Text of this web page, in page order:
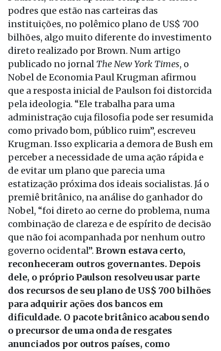
podres que estão nas carteiras das
instituições, no polêmico plano de US$ 700
bilhões, algo muito diferente do investimento
direto realizado por Brown. Num artigo
publicado no jornal The New York Times, o
Nobel de Economia Paul Krugman afirmou
que a resposta inicial de Paulson foi distorcida
pela ideologia. “Ele trabalha para uma
administração cuja filosofia pode ser resumida
como privado bom, público ruim”, escreveu
Krugman. Isso explicaria a demora de Bush em
perceber a necessidade de uma ação rápida e
de evitar um plano que parecia uma
estatização próxima dos ideais socialistas. Já o
premiê britânico, na análise do ganhador do
Nobel, “foi direto ao cerne do problema, numa
combinação de clareza e de espírito de decisão
que não foi acompanhada por nenhum outro
governo ocidental”. Brown estava certo,
reconheceram outros governantes. Depois
dele, o próprio Paulson resolveu usar parte
dos recursos de seu plano de US$ 700 bilhões
para adquirir ações dos bancos em
dificuldade. O pacote britânico acabou sendo
o precursor de uma onda de resgates
anunciados por outros países, como